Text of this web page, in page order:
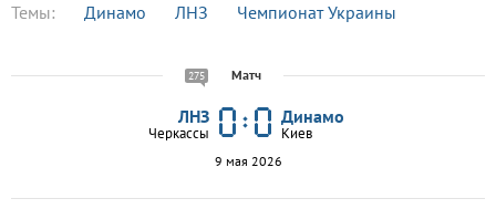
Темы: Динамо ЛНЗ Чемпионат Украины
275 Матч
ЛНЗ
Черкассы
Динамо
Киев
9 мая 2026